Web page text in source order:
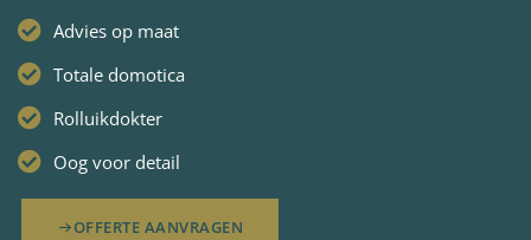
Advies op maat
Totale domotica
Rolluikdokter
Oog voor detail
OFFERTE AANVRAGEN